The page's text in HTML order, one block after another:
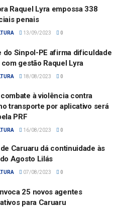
Raquel Lyra empossa 338
penais
13/09/2023 0
do Sinpol-PE afirma dificuldade
gestão Raquel Lyra
18/08/2023 0
à violência contra
transporte por aplicativo será
PRF
16/08/2023 0
Caruaru dá continuidade às
Agosto Lilás
07/08/2023 0
25 novos agentes
para Caruaru